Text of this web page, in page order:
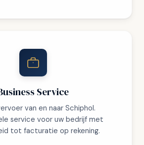
Service
van en naar Schiphol.
service voor uw bedrijf met
tot facturatie op rekening.